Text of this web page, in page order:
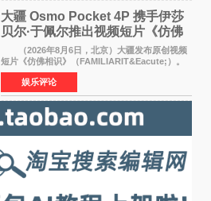
大疆 Osmo Pocket 4P 携手伊莎
贝尔·于佩尔推出视频短片《仿佛
相识》
（2026年8月6日，北京）大疆发布原创视频
短片《仿佛相识》（FAMILIARIT&Eacute;）。
视频短片由戛纳国际电影节最佳女演员伊莎贝尔·
于佩尔（Isabelle Huppert）主演，全程使用大
疆首款双主摄口
娱乐评论